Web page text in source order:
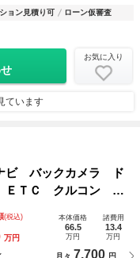
ョン見積り可 ローン仮審査
お気に入り
ています
ビ バックカメラ ド
ＥＴＣ クルコン 純
アルエアコン Ｃ
(税込)
万円
本体価格
66.5
万円
諸費用
13.4
万円
7,700